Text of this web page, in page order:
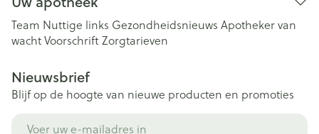
Team Nuttige links Gezondheidsnieuws Apotheker van
wachtVoorschriftZorgtarieven
Nieuwsbrief
Blijf op de hoogte van nieuwe producten en promoties